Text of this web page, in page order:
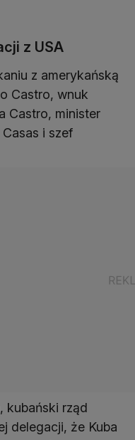
z USA
z amerykańską
Castro, wnuk
Castro, minister
i szef
kubański rząd
delegacji, że Kuba